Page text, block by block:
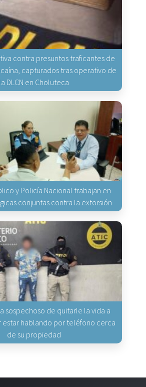
contra presuntos traficantes de
capturados tras operativo de
la DLCN en Choluteca
y Policía Nacional trabajan en
conjuntas contra la extorsión
sospechoso de quitarle la vida a
estar hablando por teléfono cerca
de su propiedad